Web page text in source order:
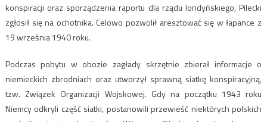
konspiracji oraz sporządzenia raportu dla rządu londyńskiego, Pilecki
zgłosił się na ochotnika. Celowo pozwolił aresztować się w łapance z
19 września 1940 roku.
Podczas pobytu w obozie zagłady skrzętnie zbierał informacje o
niemieckich zbrodniach oraz utworzył sprawną siatkę konspiracyjną,
tzw. Związek Organizacji Wojskowej. Gdy na początku 1943 roku
Niemcy odkryli część siatki, postanowili przewieść niektórych polskich